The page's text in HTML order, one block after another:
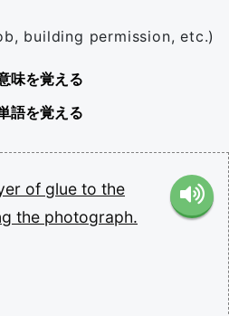
building permission, etc.)
味を覚える
語を覚える
of glue to the
the photograph.